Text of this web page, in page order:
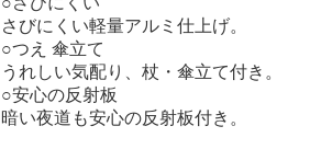
さびにくい軽量アルミ仕上げ。
○つえ 傘立て
うれしい気配り、杖・傘立て付き。
○安心の反射板
暗い夜道も安心の反射板付き。